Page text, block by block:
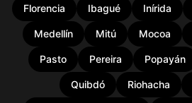
Florencia Ibagué Inírida
Medellín Mitú Mocoa
Pasto Pereira Popayán
Quibdó Riohacha